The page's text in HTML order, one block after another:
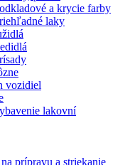
a krycie farby
laky
vozidiel
lakovní
prípravu a striekanie